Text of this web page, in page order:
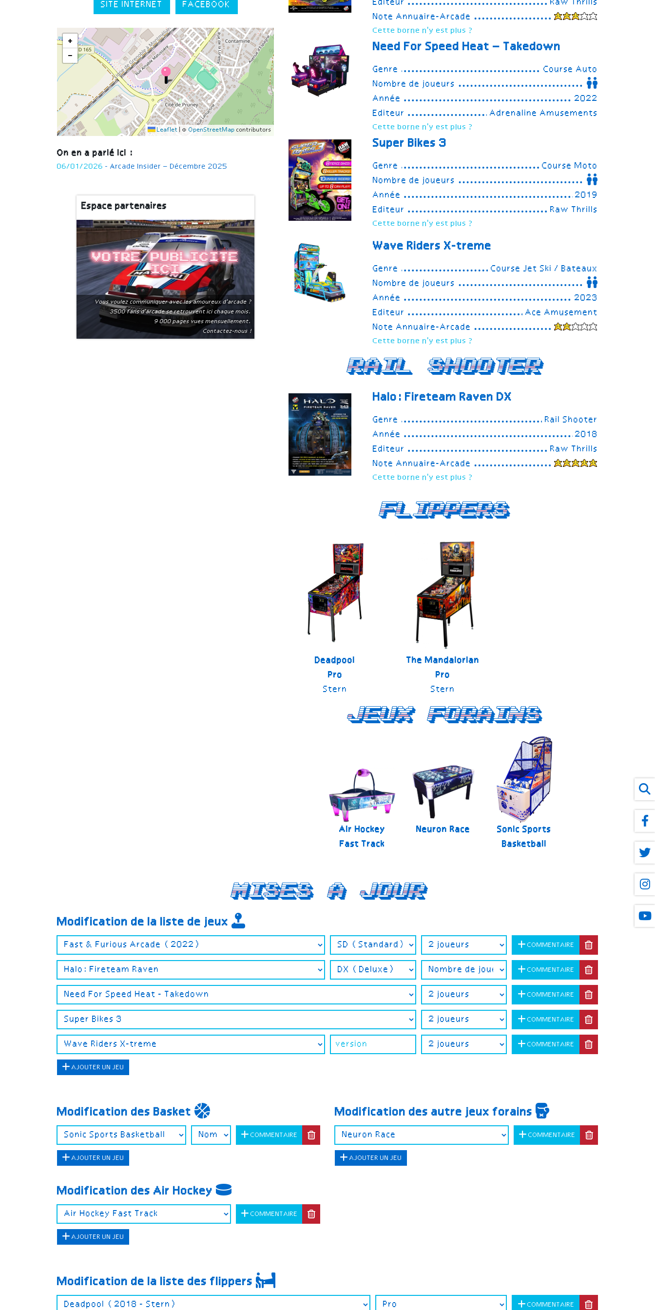
SITE INTERNET FACEBOOK
+
−
Leaflet © OpenStreetMap contributors
On en a parlé ici :
06/01/2026 - Arcade Insider – Décembre 2025
Espace partenaires
Votre publicite
ici
Vous voulez communiquer avec les amoureux d'arcade ?
3500 fans d'arcade se retrouvent ici chaque mois.
9 000 pages vues mensuellement.
Contactez-nous !
Editeur
Raw Thrills
Note Annuaire-Arcade
Cette borne n'y est plus ?
Need For Speed Heat – Takedown
Genre
Course Auto
Nombre de joueurs
Année
2022
Editeur
Adrenaline Amusements
Cette borne n'y est plus ?
Super Bikes 3
Genre
Course Moto
Nombre de joueurs
Année
2019
Editeur
Raw Thrills
Cette borne n'y est plus ?
Wave Riders X-treme
Genre
Course Jet Ski / Bateaux
Nombre de joueurs
Année
2023
Editeur
Ace Amusement
Note Annuaire-Arcade
Cette borne n'y est plus ?
Rail Shooter
Halo: Fireteam Raven DX
Genre
Rail Shooter
Année
2018
Editeur
Raw Thrills
Note Annuaire-Arcade
Cette borne n'y est plus ?
Flippers
Deadpool
Pro
Stern
The Mandalorian
Pro
Stern
Jeux forains
Air Hockey
Fast Track
Neuron Race
Sonic Sports
Basketball
Mises a jour
Modification de la liste de jeux
COMMENTAIRE
COMMENTAIRE
COMMENTAIRE
COMMENTAIRE
COMMENTAIRE
AJOUTER UN JEU
Modification des Basket
COMMENTAIRE
AJOUTER UN JEU
Modification des Air Hockey
COMMENTAIRE
AJOUTER UN JEU
Modification des autre jeux forains
COMMENTAIRE
AJOUTER UN JEU
Modification de la liste des flippers
COMMENTAIRE